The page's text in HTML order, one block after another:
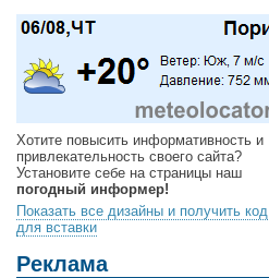
Хотите повысить информативность и
привлекательность своего сайта?
Установите себе на страницы наш
погодный информер!
Показать все дизайны и получить код
для вставки
Реклама